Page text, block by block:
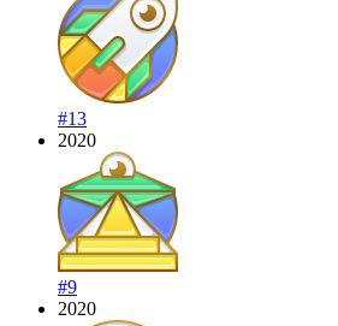
#13
2020
#9
2020